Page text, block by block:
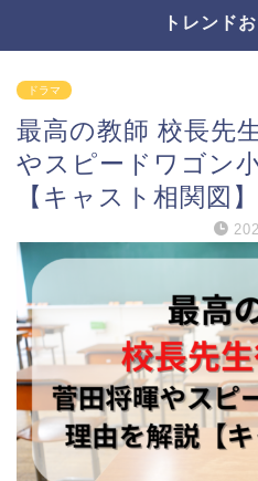
トレンド
ドラマ
最高の教師 校長先
やスピードワゴン
【キャスト相関図】